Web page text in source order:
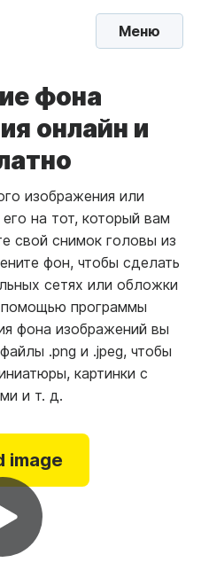
Меню
фона
онлайн и
изображения или
на тот, который вам
свой снимок головы из
фон, чтобы сделать
сетях или обложки
программы
фона изображений вы
.png и .jpeg, чтобы
картинки с
и т. д.
image